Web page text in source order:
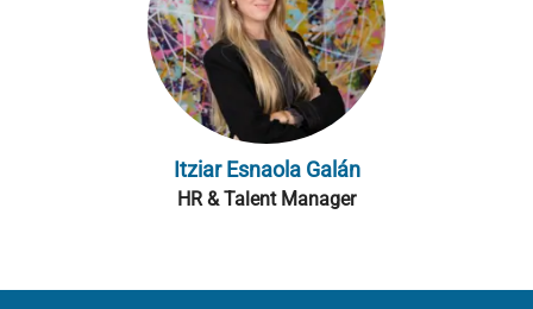
Itziar Esnaola Galán
HR & Talent Manager